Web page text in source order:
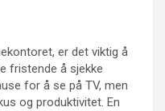
er det viktig å
fristende å sjekke
for å se på TV, men
og produktivitet. En